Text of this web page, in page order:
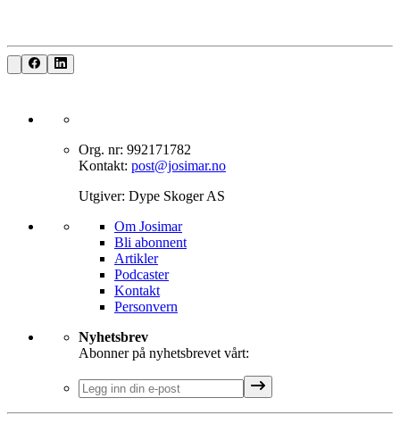
Org. nr: 992171782
Kontakt: post@josimar.no
Utgiver: Dype Skoger AS
Om J‌osimar ‍ ​‍​‍‌‍
Bli abonnent​​​​‌ ‍ ​‍​‍‌‍ ‌ ​‍‌‍‍‌‌‍‌ ‌‍‍‌‌‍ ‍​‍​‍​ ‍‍​‍​‍‌ ​ ‌‍​‌‌‍ ‍‌‍‍‌‌ ‌​‌ ‍‌​‍ ‍‌‍‍‌‌‍ ​‍​‍​‍ ​​‍​‍‌‍‍​‌ ​‍‌‍‌‌‌‍‌‍​‍​‍​ ‍‍​‍​‍‌‍‍​‌ ‌​‌ ‌​‌ ​​‌ ​ ​ ‍‍​‍ ​‍ ‌‍‌‌‌‍‌​‌‍‍‌‌ ‌​​‍ ‍‌‍‍‌‌‍‌​‌‍​‌‌‍‌ ‌ ​‍‌‍​‌‌‍ ‍‌‍‍‍‌‍​‌‌‍ ‍‌ ​ ‌‍‌‌‌‍ ‍​‍ ‍‌‍​ ‌‍ ‌‍ ‌​‍ ‌‍‍‌‌‍ ‍‌ ‌​‌‍‌‌‌‍ ‍‌ ‌​​‍ ‌‍‌‌‌‍‌​‌‍‍‌‌ ‌​​‍ ‌‍ ‌‌‍ ‌‍‌​‌‍‌‌​ ‌‌ ​​‌ ​‍‌‍‌‌‌ ​ ‌‍‌‌‌‍ ‍‌ ‌​‌‍​‌‌ ‌​‌‍‍‌‌‍ ‌‍ ‍​ ‍ ‌‍‍‌‌‍‌​​ ‌‌‍‌‍‌‍ ‌‍ ‌ ‌​‌‍‌‌‌ ​‍​ ‍ ‌ ‌​‌ ‍‌‌ ​​‌‍‌‌​ ‌‌‍‌‍‌‍ ‌‍ ‌ ‌​‌‍‌‌‌ ​‍​ ‍ ‌ ​​‌‍​‌‌ ‌​‌‍‍​​ ‌‌‍​ ‌‍ ‌‍ ​‌ ‌‌‌‍ ‌‌‍ ‍‌ ​ ​‍‌‌​ ‌‌‌​​‍‌‌ ‌‍‍ ‌‍‌‌‌ ‍‌​‍‌‌​ ​ ‌​‌​​‍‌‌​ ​ ‌​‌​​‍‌‌​ ​‍​ ​‍‌‍​‍​ ‍‌‌‍​ ‌‍‌‍‌‍​ ​ ​‌​ ‌​‌‍​‍‌‍‌‍​ ‍​​ ‌‌‌‍​‍​‍‌‌​ ​‍​ ​‍​‍‌‌​ ‌‌‌​‌​​‍ ‍‌‍​ ‌‍ ‌‍ ​‌ ‌‌‌‍ ‌‌‍ ‍‌​‍‌‌ ‌​‌‍‌‌‌‍ ‌‌ ​ ​‍‌‌​ ‌‌‌​​‍‌‌ ‌‍‍ ‌‍‌‌‌ ‍‌​‍‌‌​ ​ ‌​‌​​‍‌‌​ ​ ‌​‌​​‍‌‌​ ​‍​ ​‍‌‍​‌‌‍‌‍​ ‌‍​ ‌​‌‍‌‌​ ‍‌‌‍‌​‌‍​‍​ ‌ ‌‍​‌​ ‌ ​ ​​​‍‌‌​ ​‍​ ​‍​‍‌‌​ ‌‌‌​‌​​‍ ‍‌‍‍‌‌ ‌​‌‍‌‌‌‍ ‌‌ ​ ​‍‌‌​ ‌‌‌​​‍‌‌ ‌‍‍ ‌‍‌‌‌ ‍‌​‍‌‌​ ​ ‌​‌​​‍‌‌​ ​ ‌​‌​​‍‌‌​ ​‍​ ​‍‌‍‌‌‌‍​‌‌‍‌‌​ ‌‍‌‍​‍‌‍‌‌‌‍‌‌‌‍‌‍‌‍​‍​ ‍​​ ​ ​ ​ ​‍‌‌​ ​‍​ ​‍​‍‌‌​ ‌‌‌​‌​​‍ ‍‌‍ ​‌‍​‌‌‍​‍‌‍‌‌‌‍ ​​ ‌‍​‍‌‍​‌‌ ​ ‌‍‌‌‌‌‌‌‌ ​‍‌‍ ​​ ‌‌‍‍​‌ ‌​‌ ‌​‌ ​​‌ ​ ​‍‌‌​ ​ ‌​​‌​‍‌‌​ ​‍‌​‌‍​‍‌‌​ ​‍‌​‌‍‌‍‌‌‌‍‌​‌‍‍‌‌ ‌​​‍ ‍‌‍‍‌‌‍‌​‌‍​‌‌‍‌ ‌ ​‍‌‍​‌‌‍ ‍‌‍‍‍‌‍​‌‌‍ ‍‌ ​ ‌‍‌‌‌‍ ‍​‍ ‍‌‍​ ‌‍ ‌‍ ‌​‍‌‍‌‍‍‌‌‍‌​​ ‌‌‍‌‍‌‍ ‌‍ ‌ ‌​‌‍‌‌‌ ​‍​‍‌‍‌ ‌​‌ ‍‌‌ ​​‌‍‌‌​ ‌‌‍‌‍‌‍ ‌‍ ‌ ‌​‌‍‌‌‌ ​‍​‍‌‍‌ ​​‌‍​‌‌ ‌​‌‍‍​​ ‌‌‍​ ‌‍ ‌‍ ​‌ ‌‌‌‍ ‌‌‍ ‍‌ ​ ​‍‌‌​ ‌‌‌​​‍‌‌ ‌‍‍ ‌‍‌‌‌ ‍‌​‍‌‌​ ​ ‌​‌​​‍‌‌​ ​ ‌​‌​​‍‌‌​ ​‍​ ​‍‌‍​‍​ ‍‌‌‍​ ‌‍‌‍‌‍​ ​ ​‌​ ‌​‌‍​‍‌‍‌‍​ ‍​​ ‌‌‌‍​‍​‍‌‌​ ​‍​ ​‍​‍‌‌​ ‌‌‌​‌​​‍ ‍‌‍​ ‌‍ ‌‍ ​‌ ‌‌‌‍ ‌‌‍ ‍‌​‍‌‌ ‌​‌‍‌‌‌‍ ‌‌ ​ ​‍‌‌​ ‌‌‌​​‍‌‌ ‌‍‍ ‌‍‌‌‌ ‍‌​‍‌‌​ ​ ‌​‌​​‍‌‌​ ​ ‌​‌​​‍‌‌​ ​‍​ ​‍‌‍​‌‌‍‌‍​ ‌‍​ ‌​‌‍‌‌​ ‍‌‌‍‌​‌‍​‍​ ‌ ‌‍​‌​ ‌ ​ ​​​‍‌‌​ ​‍​ ​‍​‍‌‌​ ‌‌‌​‌​​‍ ‍‌‍‍‌‌ ‌​‌‍‌‌‌‍ ‌‌ ​ ​‍‌‌​ ‌‌‌​​‍‌‌ ‌‍‍ ‌‍‌‌‌ ‍‌​‍‌‌​ ​ ‌​‌​​‍‌‌​ ​ ‌​‌​​‍‌‌​ ​‍​ ​‍‌‍‌‌‌‍​‌‌‍‌‌​ ‌‍‌‍​‍‌‍‌‌‌‍‌‌‌‍‌‍‌‍​‍​ ‍​​ ​ ​ ​ ​‍‌‌​ ​‍​ ​‍​‍‌‌​ ‌‌‌​‌​​‍ ‍‌‍ ​‌‍​‌‌‍​‍‌‍‌‌‌‍ ​​‍‌‍‌ ​​‌‍‌‌‌ ​‍‌ ​ ‌ ​​‌‍‌‌‌‍​ ‌ ‌​‌‍‍‌‌ ‌‍‌‍‌‌​ ‌‌ ​​‌ ‌‌‌‍​‍‌‍ ​‌‍‍‌‌ ​ ‌‍‍​‌‍‌‌‌‍‌​​‍​‍‌ ‌
Artikler
Podcaster
Kontakt
Personvern​​​​‌ ‍ ​‍​‍‌‍ ‌ ​‍‌‍‍‌‌‍‌ ‌‍‍‌‌‍ ‍​‍​‍​ ‍‍​‍​‍‌ ​ ‌‍​‌‌‍ ‍‌‍‍‌‌ ‌​‌ ‍‌​‍ ‍‌‍‍‌‌‍ ​‍​‍​‍ ​​‍​‍‌‍‍​‌ ​‍‌‍‌‌‌‍‌‍​‍​‍​ ‍‍​‍​‍‌‍‍​‌ ‌​‌ ‌​‌ ​​‌ ​ ​ ‍‍​‍ ​‍ ‌‍‌‌‌‍‌​‌‍‍‌‌ ‌​​‍ ‍‌‍‍‌‌‍‌​‌‍​‌‌‍‌ ‌ ​‍‌‍​‌‌‍ ‍‌‍‍‍‌‍​‌‌‍ ‍‌ ​ ‌‍‌‌‌‍ ‍​‍ ‍‌‍​ ‌‍ ‌‍ ‌​‍ ‌‍‍‌‌‍ ‍‌ ‌​‌‍‌‌‌‍ ‍‌ ‌​​‍ ‌‍‌‌‌‍‌​‌‍‍‌‌ ‌​​‍ ‌‍ ‌‌‍ ‌‍‌​‌‍‌‌​ ‌‌ ​​‌ ​‍‌‍‌‌‌ ​ ‌‍‌‌‌‍ ‍‌ ‌​‌‍​‌‌ ‌​‌‍‍‌‌‍ ‌‍ ‍​ ‍ ‌‍‍‌‌‍‌​​ ‌‌‍‌‍‌‍ ‌‍ ‌ ‌​‌‍‌‌‌ ​‍​ ‍ ‌ ‌​‌ ‍‌‌ ​​‌‍‌‌​ ‌‌‍‌‍‌‍ ‌‍ ‌ ‌​‌‍‌‌‌ ​‍​ ‍ ‌ ​​‌‍​‌‌ ‌​‌‍‍​​ ‌‌‍​ ‌‍ ‌‍ ​‌ ‌‌‌‍ ‌‌‍ ‍‌ ​ ​‍‌‌​ ‌‌‌​​‍‌‌ ‌‍‍ ‌‍‌‌‌ ‍‌​‍‌‌​ ​ ‌​‌​​‍‌‌​ ​ ‌​‌​​‍‌‌​ ​‍​ ​‍‌‍​‍​ ‍‌‌‍​ ‌‍‌‍‌‍​ ​ ​‌​ ‌​‌‍​‍‌‍‌‍​ ‍​​ ‌‌‌‍​‍​‍‌‌​ ​‍​ ​‍​‍‌‌​ ‌‌‌​‌​​‍ ‍‌‍​ ‌‍ ‌‍ ​‌ ‌‌‌‍ ‌‌‍ ‍‌​‍‌‌ ‌​‌‍‌‌‌‍ ‌‌ ​ ​‍‌‌​ ‌‌‌​​‍‌‌ ‌‍‍ ‌‍‌‌‌ ‍‌​‍‌‌​ ​ ‌​‌​​‍‌‌​ ​ ‌​‌​​‍‌‌​ ​‍​ ​‍‌‍​‌‌‍‌‍​ ‌‍​ ‌​‌‍‌‌​ ‍‌‌‍‌​‌‍​‍​ ‌ ‌‍​‌​ ‌ ​ ​​​‍‌‌​ ​‍​ ​‍​‍‌‌​ ‌‌‌​‌​​‍ ‍‌‍‍‌‌ ‌​‌‍‌‌‌‍ ‌‌ ​ ​‍‌‌​ ‌‌‌​​‍‌‌ ‌‍‍ ‌‍‌‌‌ ‍‌​‍‌‌​ ​ ‌​‌​​‍‌‌​ ​ ‌​‌​​‍‌‌​ ​‍​ ​‍​ ‌‌‌‍​ ‌‍‌​​ ​‍​ ‍‌​ ​‍​ ​‌‌‍‌​​ ‌‍‌‍‌‌​ ‌‌​ ‌‍​‍‌‌​ ​‍​ ​‍​‍‌‌​ ‌‌‌​‌​​‍ ‍‌‍ ​‌‍​‌‌‍​‍‌‍‌‌‌‍ ​​ ‌‍​‍‌‍​‌‌ ​ ‌‍‌‌‌‌‌‌‌ ​‍‌‍ ​​ ‌‌‍‍​‌ ‌​‌ ‌​‌ ​​‌ ​ ​‍‌‌​ ​ ‌​​‌​‍‌‌​ ​‍‌​‌‍​‍‌‌​ ​‍‌​‌‍‌‍‌‌‌‍‌​‌‍‍‌‌ ‌​​‍ ‍‌‍‍‌‌‍‌​‌‍​‌‌‍‌ ‌ ​‍‌‍​‌‌‍ ‍‌‍‍‍‌‍​‌‌‍ ‍‌ ​ ‌‍‌‌‌‍ ‍​‍ ‍‌‍​ ‌‍ ‌‍ ‌​‍‌‍‌‍‍‌‌‍‌​​ ‌‌‍‌‍‌‍ ‌‍ ‌ ‌​‌‍‌‌‌ ​‍​‍‌‍‌ ‌​‌ ‍‌‌ ​​‌‍‌‌​ ‌‌‍‌‍‌‍ ‌‍ ‌ ‌​‌‍‌‌‌ ​‍​‍‌‍‌ ​​‌‍​‌‌ ‌​‌‍‍​​ ‌‌‍​ ‌‍ ‌‍ ​‌ ‌‌‌‍ ‌‌‍ ‍‌ ​ ​‍‌‌​ ‌‌‌​​‍‌‌ ‌‍‍ ‌‍‌‌‌ ‍‌​‍‌‌​ ​ ‌​‌​​‍‌‌​ ​ ‌​‌​​‍‌‌​ ​‍​ ​‍‌‍​‍​ ‍‌‌‍​ ‌‍‌‍‌‍​ ​ ​‌​ ‌​‌‍​‍‌‍‌‍​ ‍​​ ‌‌‌‍​‍​‍‌‌​ ​‍​ ​‍​‍‌‌​ ‌‌‌​‌​​‍ ‍‌‍​ ‌‍ ‌‍ ​‌ ‌‌‌‍ ‌‌‍ ‍‌​‍‌‌ ‌​‌‍‌‌‌‍ ‌‌ ​ ​‍‌‌​ ‌‌‌​​‍‌‌ ‌‍‍ ‌‍‌‌‌ ‍‌​‍‌‌​ ​ ‌​‌​​‍‌‌​ ​ ‌​‌​​‍‌‌​ ​‍​ ​‍‌‍​‌‌‍‌‍​ ‌‍​ ‌​‌‍‌‌​ ‍‌‌‍‌​‌‍​‍​ ‌ ‌‍​‌​ ‌ ​ ​​​‍‌‌​ ​‍​ ​‍​‍‌‌​ ‌‌‌​‌​​‍ ‍‌‍‍‌‌ ‌​‌‍‌‌‌‍ ‌‌ ​ ​‍‌‌​ ‌‌‌​​‍‌‌ ‌‍‍ ‌‍‌‌‌ ‍‌​‍‌‌​ ​ ‌​‌​​‍‌‌​ ​ ‌​‌​​‍‌‌​ ​‍​ ​‍​ ‌‌‌‍​ ‌‍‌​​ ​‍​ ‍‌​ ​‍​ ​‌‌‍‌​​ ‌‍‌‍‌‌​ ‌‌​ ‌‍​‍‌‌​ ​‍​ ​‍​‍‌‌​ ‌‌‌​‌​​‍ ‍‌‍ ​‌‍​‌‌‍​‍‌‍‌‌‌‍ ​​‍‌‍‌ ​​‌‍‌‌‌ ​‍‌ ​ ‌ ​​‌‍‌‌‌‍​ ‌ ‌​‌‍‍‌‌ ‌‍‌‍‌‌​ ‌‌ ​​‌ ‌‌‌‍​‍‌‍ ​‌‍‍‌‌ ​ ‌‍‍​‌‍‌‌‌‍‌​​‍​‍‌ ‌
Nyhetsbrev
Abonner på nyhetsbrevet vårt: